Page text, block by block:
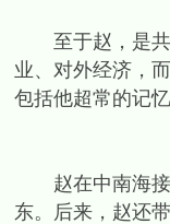
至于赵，是共
业、对外经济，
包括他超常的记
赵在中南海接
东。后来，赵还